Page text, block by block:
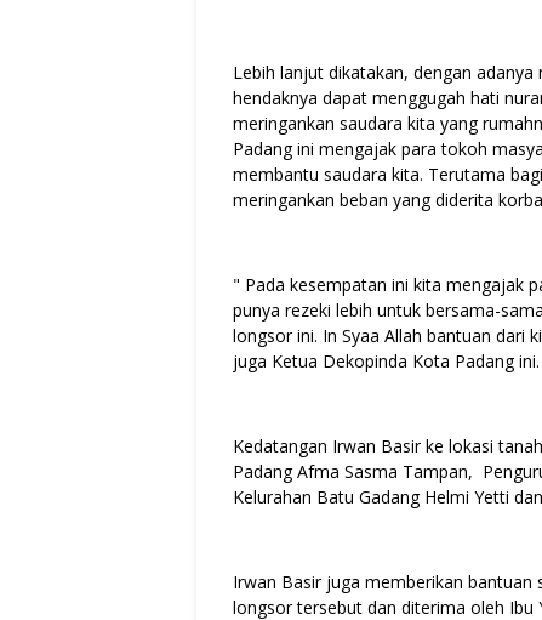
Lebih lanjut dikatakan, dengan
hendaknya dapat menggugah hati
meringankan saudara kita yang
Padang ini mengajak para tokoh
membantu saudara kita. Terutama
meringankan beban yang diderita
" Pada kesempatan ini kita mengajak
punya rezeki lebih untuk bersama-
longsor ini. In Syaa Allah bantuan dari
juga Ketua Dekopinda Kota Padang ini.
Kedatangan Irwan Basir ke lokasi
Padang Afma Sasma Tampan,
Kelurahan Batu Gadang Helmi Yetti
Irwan Basir juga memberikan
longsor tersebut dan diterima oleh Ibu